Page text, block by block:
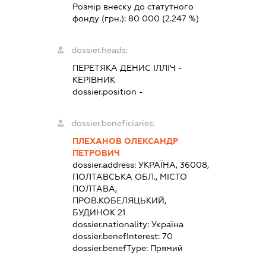
Розмір внеску до статутного
фонду (грн.):80 000 (2.247 %)
dossier.heads:
ПЕРЕТЯКА ДЕНИС ІЛЛІЧ -
КЕРІВНИК
dossier.position -
dossier.beneficiaries:
ПЛЕХАНОВ ОЛЕКСАНДР
ПЕТРОВИЧ
dossier.address:УКРАЇНА, 36008,
ПОЛТАВСЬКА ОБЛ., МІСТО
ПОЛТАВА,
ПРОВ.КОБЕЛЯЦЬКИЙ,
БУДИНОК 21
dossier.nationality:Україна
dossier.benefInterest:70
dossier.benefType: Прямий